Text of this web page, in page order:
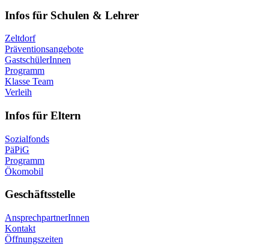
Infos für Schulen & Lehrer
Zeltdorf
Präventionsangebote
GastschülerInnen
Programm
Klasse Team
Verleih
Infos für Eltern
Sozialfonds
PäPiG
Programm
Ökomobil
Geschäftsstelle
AnsprechpartnerInnen
Kontakt
Öffnungszeiten